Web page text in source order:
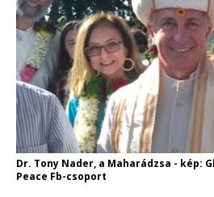
Dr. Tony Nader, a Maharádzsa - kép:
Peace Fb-csoport